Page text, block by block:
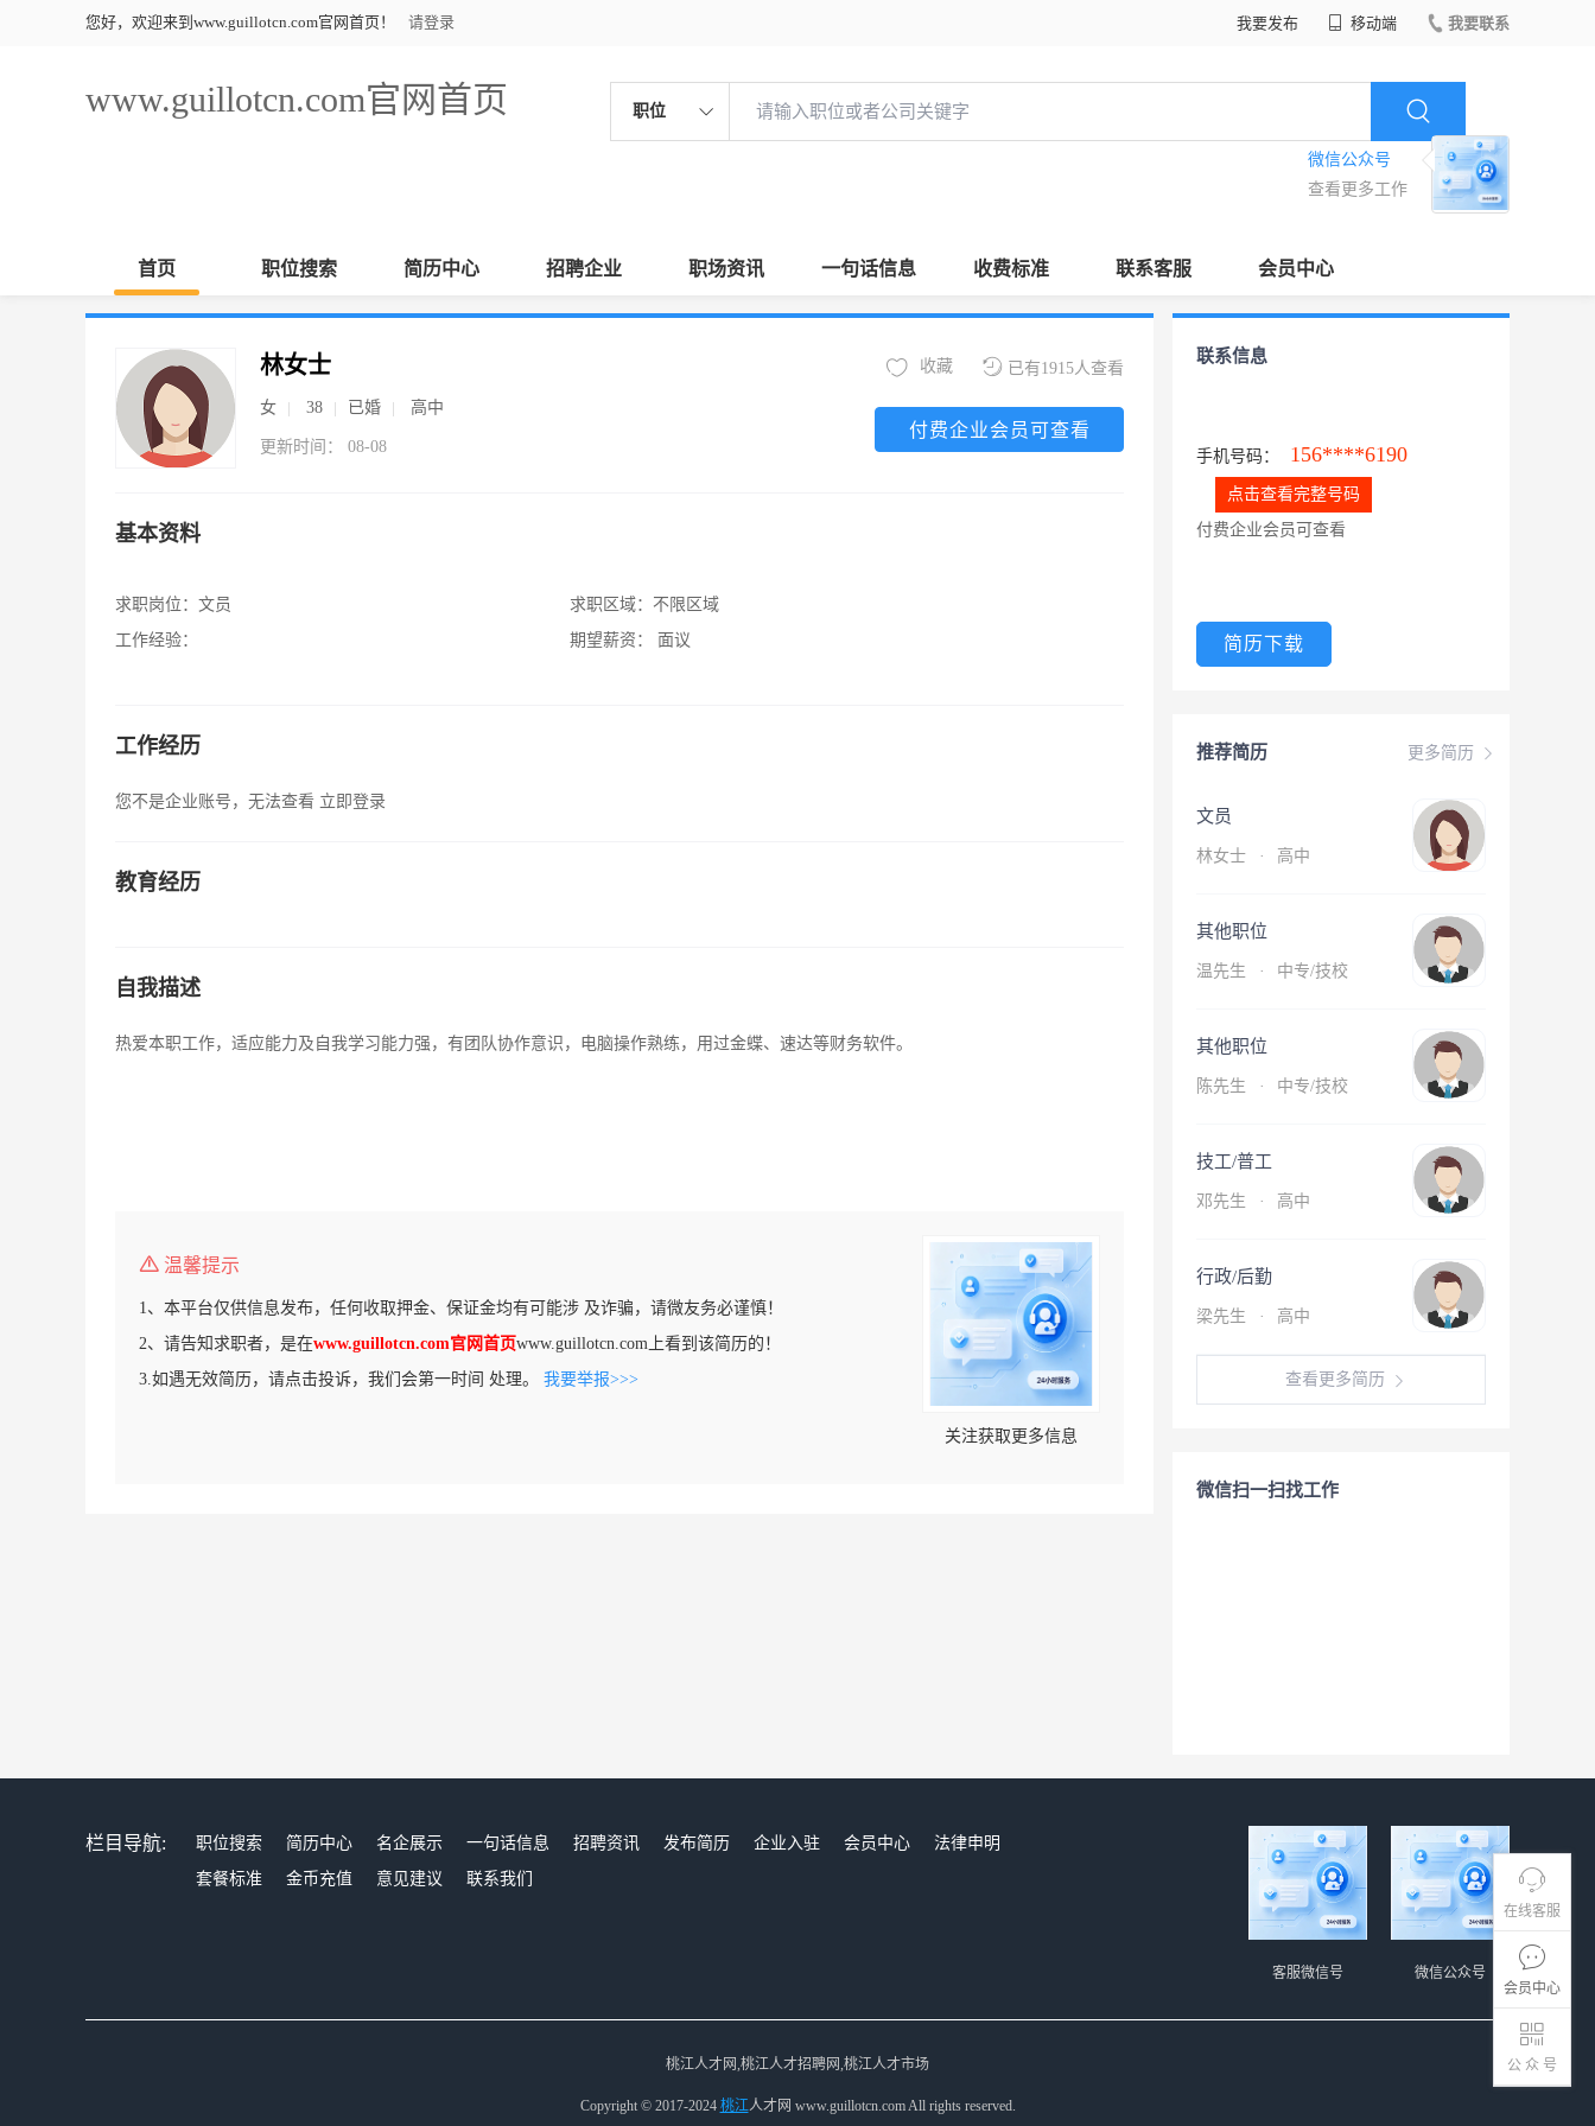
您好，欢迎来到www.guillotcn.com官网首页！ 请登录 我要发布 移动端 我要联系
www.guillotcn.com官网首页 职位
微信公众号
查看更多工作
首页 职位搜索 简历中心 招聘企业 职场资讯 一句话信息 收费标准 联系客服 会员中心
在线客服
会员中心
公 众 号
林女士
女 38 已婚 高中
更新时间： 08-08
已有1915人查看
收藏
付费企业会员可查看
基本资料
求职岗位： 文员
工作经验：
求职区域： 不限区域
期望薪资：
面议
工作经历
您不是企业账号，无法查看 立即登录
教育经历
自我描述
热爱本职工作，适应能力及自我学习能力强，有团队协作意识，电脑操作熟练，用过金蝶、速达等财务软件。
温馨提示
1、本平台仅供信息发布，任何收取押金、保证金均有可能涉 及诈骗，请微友务必谨慎！
2、请告知求职者，是在www.guillotcn.com官网首页www.guillotcn.com上看到该简历的！
3.如遇无效简历，请点击投诉，我们会第一时间 处理。 我要举报>>>
关注获取更多信息
联系信息
手机号码： 156****6190
点击查看完整号码
付费企业会员可查看
简历下载
更多简历
推荐简历
文员
林女士 · 高中
其他职位
温先生 · 中专/技校
其他职位
陈先生 · 中专/技校
技工/普工
邓先生 · 高中
行政/后勤
梁先生 · 高中
查看更多简历
微信扫一扫找工作
栏目导航: 职位搜索 简历中心 名企展示 一句话信息 招聘资讯 发布简历 企业入驻 会员中心
法律申明
套餐标准
金币充值 意见建议 联系我们
微信公众号
客服微信号
桃江人才网,桃江人才招聘网,桃江人才市场
Copyright © 2017-2024 桃江人才网 www.guillotcn.com All rights reserved.